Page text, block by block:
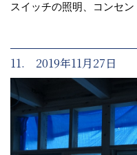
スイッチの照明、コンセ
11. 2019年11月27日